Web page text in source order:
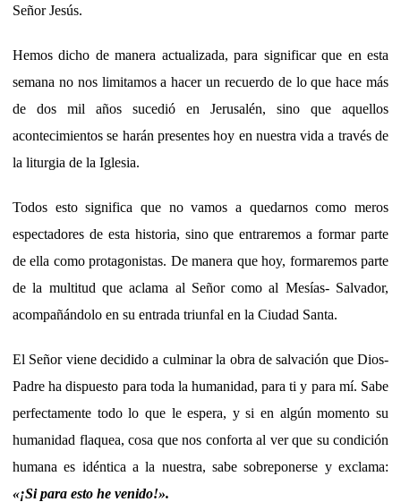
Señor Jesús.
Hemos dicho de manera actualizada, para significar que en esta
semana no nos limitamos a hacer un recuerdo de lo que hace más
de dos mil años sucedió en Jerusalén, sino que aquellos
acontecimientos se harán presentes hoy en nuestra vida a través de
la liturgia de la Iglesia.
Todos esto significa que no vamos a quedarnos como meros
espectadores de esta historia, sino que entraremos a formar parte
de ella como protagonistas. De manera que hoy, formaremos parte
de la multitud que aclama al Señor como al Mesías- Salvador,
acompañándolo en su entrada triunfal en la Ciudad Santa.
El Señor viene decidido a culminar la obra de salvación que Dios-
Padre ha dispuesto para toda la humanidad, para ti y para mí. Sabe
perfectamente todo lo que le espera, y si en algún momento su
humanidad flaquea, cosa que nos conforta al ver que su condición
humana es idéntica a la nuestra, sabe sobreponerse y exclama:
«¡Si para esto he venido!».